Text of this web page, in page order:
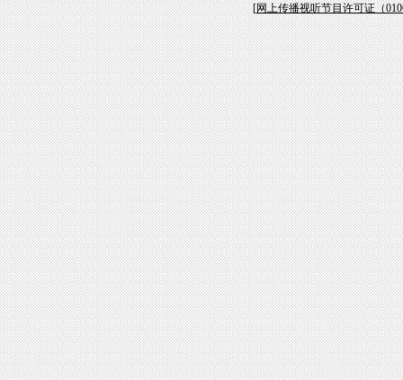
[网上传播视听节目许可证（